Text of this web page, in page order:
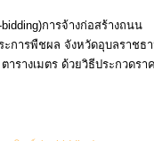
การจ้างก่อสร้างถนน
การพืชผล จังหวัดอุบลราชธ
รางเมตร ด้วยวิธีประกวดรา